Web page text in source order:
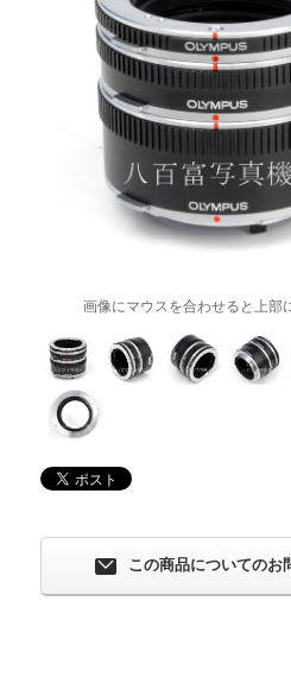
画像にマウスを合わせると上部
この商品についてのお